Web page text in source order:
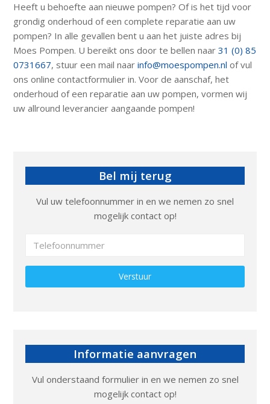
Heeft u behoefte aan nieuwe pompen? Of is het tijd voor
grondig onderhoud of een complete reparatie aan uw
pompen? In alle gevallen bent u aan het juiste adres bij
Moes Pompen. U bereikt ons door te bellen naar31 (0) 85
0731667, stuur een mail naarinfo@moespompen.nl of vul
ons online contactformulier in. Voor de aanschaf, het
onderhoud of een reparatie aan uw pompen, vormen wij
uw allround leverancier aangaande pompen!
Bel mij terug
Vul uw telefoonnummer in en we nemen zo snel
mogelijk contact op!
Gelieve dit veld leeg te laten.
Informatie aanvragen
Vul onderstaand formulier in en we nemen zo snel
mogelijk contact op!